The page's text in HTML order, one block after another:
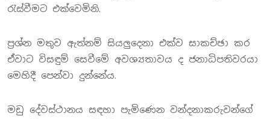
රැස්වීමට එක්වෙමිනි.
ප්‍රශ්න මතුව ඇත්නම් සියලුදෙනා එක්ව සාකච්ඡා කර
ඒවාට විසඳුම් සෙවීමේ අවශ්‍යතාවය ද ජනාධිපතිවරයා
මෙහිදී පෙන්වා දුන්නේය.
මඩු දේවස්ථානය සඳහා පැමිණෙන වන්දනාකරුවන්ගේ